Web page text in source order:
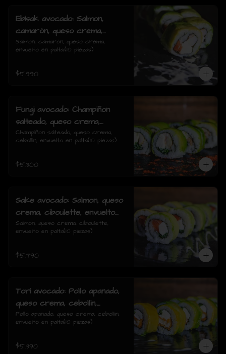
Ebisak avocado: Salmon,
camarón, queso crema,
envuelto en palta.
Salmon, camarón, queso crema,
envuelto en palta.(10 piezas)
$5.990
Fungi avocado: Champiñon
salteado, queso crema,
cebollin, envuelto en palta
Champiñon salteado, queso crema,
cebollin, envuelto en palta(10 piezas)
$5.300
Sake avocado: Salmon, queso
crema, ciboulette, envuelto
en palta
Salmon, queso crema, ciboulette,
envuelto en palta(10 piezas)
$5.790
Tori avocado: Pollo apanado,
queso crema, cebollin,
envuelto en palta
Pollo apanado, queso crema, cebollin,
envuelto en palta(10 piezas)
$5.390